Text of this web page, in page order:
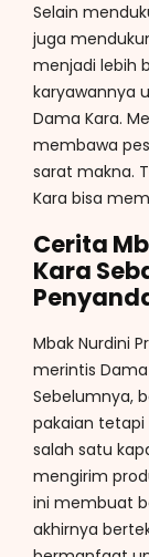
Selain
juga
menjadi lebih
karyawannya
Dama Kara.
membawa
sarat makna.
Kara bisa
Cerita
Kara
Mbak Nurdini
merintis
Sebelumnya,
pakaian tetapi
salah satu
mengirim
ini membuat
akhirnya